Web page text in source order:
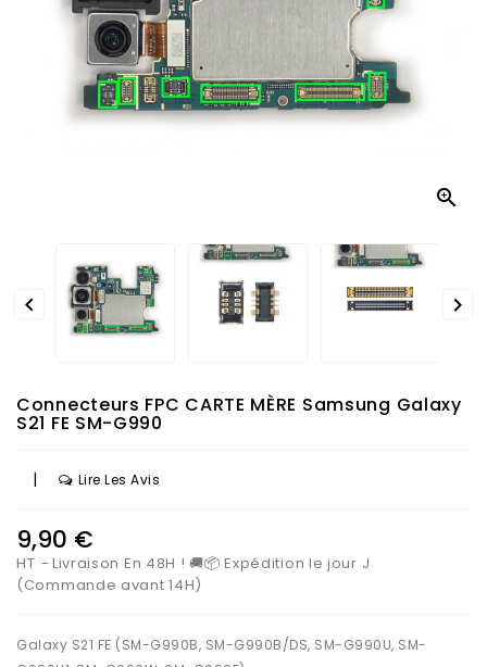

 
Connecteurs FPC CARTE MÈRE Samsung Galaxy
S21 FE SM-G990
| Lire Les Avis
9,90 €
HT
Livraison En 48H ! 🚚📦 Expédition le jour J
(Commande avant 14H)
Galaxy S21 FE (SM-G990B, SM-G990B/DS, SM-G990U, SM-